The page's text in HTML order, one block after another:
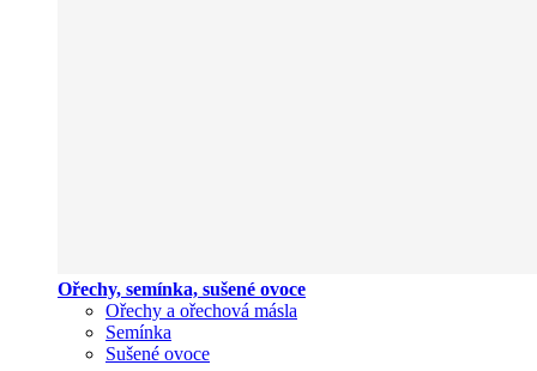
Ořechy, semínka, sušené ovoce
Ořechy a ořechová másla
Semínka
Sušené ovoce